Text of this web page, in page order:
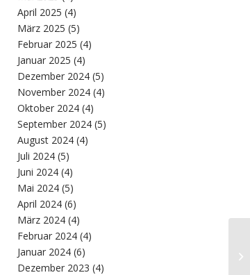
April 2025 (4)
März 2025 (5)
Februar 2025 (4)
Januar 2025 (4)
Dezember 2024 (5)
November 2024 (4)
Oktober 2024 (4)
September 2024 (5)
August 2024 (4)
Juli 2024 (5)
Juni 2024 (4)
Mai 2024 (5)
April 2024 (6)
März 2024 (4)
Februar 2024 (4)
Januar 2024 (6)
Dezember 2023 (4)